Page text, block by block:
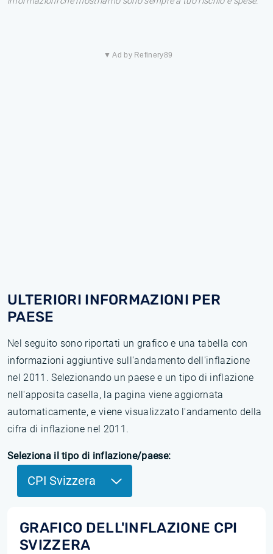
▼ Ad by Refinery89
ULTERIORI INFORMAZIONI PER
PAESE
Nel seguito sono riportati un grafico e una tabella con
informazioni aggiuntive sull'andamento dell'inflazione
nel 2011. Selezionando un paese e un tipo di inflazione
nell'apposita casella, la pagina viene aggiornata
automaticamente, e viene visualizzato l'andamento della
cifra di inflazione nel 2011.
Seleziona il tipo di inflazione/paese:
CPI Svizzera
GRAFICO DELL'INFLAZIONE CPI
SVIZZERA